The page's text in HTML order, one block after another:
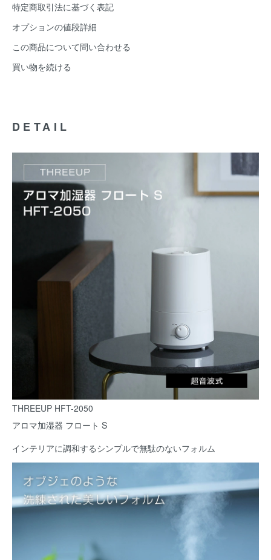
特定商取引法に基づく表記
オプションの値段詳細
この商品について問い合わせる
買い物を続ける
DETAIL
THREEUP HFT-2050
アロマ加湿器 フロート S
インテリアに調和するシンプルで無駄のないフォルム